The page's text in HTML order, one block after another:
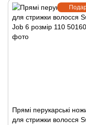
Прямі перукарські
для стрижки волосся